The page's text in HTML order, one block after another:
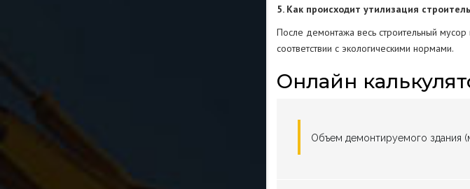
5. Как происходит утилизация
После демонтажа весь строительный
соответствии с экологическими нормами.
Онлайн
Объем демонтируемого здания